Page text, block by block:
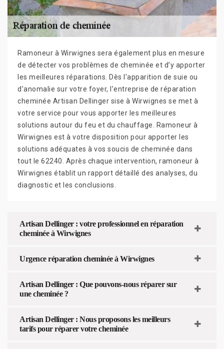
Ramoneur à Wirwignes sera également plus en mesure
de détecter vos problèmes de cheminée et d’y apporter
les meilleures réparations. Dès l'apparition de suie ou
d’anomalie sur votre foyer, l’entreprise de réparation
cheminée Artisan Dellinger sise à Wirwignes se met à
votre service pour vous apporter les meilleures
solutions autour du feu et du chauffage. Ramoneur à
Wirwignes est à votre disposition pour apporter les
solutions adéquates à vos soucis de cheminée dans
tout le 62240. Après chaque intervention, ramoneur à
Wirwignes établit un rapport détaillé des analyses, du
diagnostic et les conclusions.
Artisan Dellinger : votre professionnel en réparation
cheminée à Wirwignes
Urgence réparation cheminée à Wirwignes
Artisan Dellinger : Que pouvons-nous réparer sur
une cheminée ?
Artisan Dellinger : Nous proposons les meilleurs
tarifs pour réparer votre cheminée